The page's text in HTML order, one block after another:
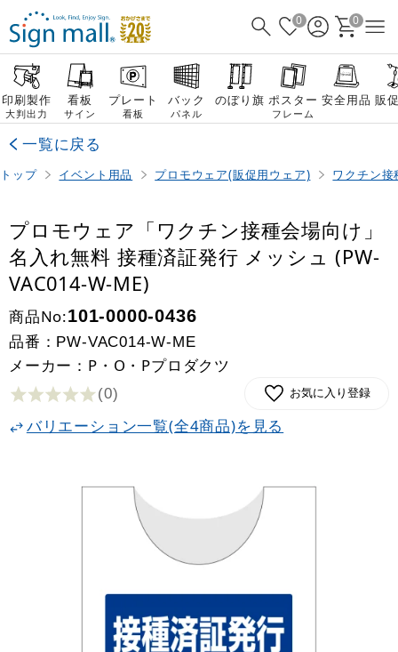
0 0
印刷製作
大判出力
看板
サイン
プレート
看板
バック
パネル
のぼり旗 ポスター
フレーム
安全用品 販
一覧に戻る
トップ イベント用品 プロモウェア(販促用ウェア) ワクチン
プロモウェア「ワクチン接種会場向け」
名入れ無料 接種済証発行 メッシュ (PW-
VAC014-W-ME)
商品No:101-0000-0436
品番： PW-VAC014-W-ME
メーカー：P・O・Pプロダクツ
(0) お気に入り登録
バリエーション一覧(全4商品)を見る